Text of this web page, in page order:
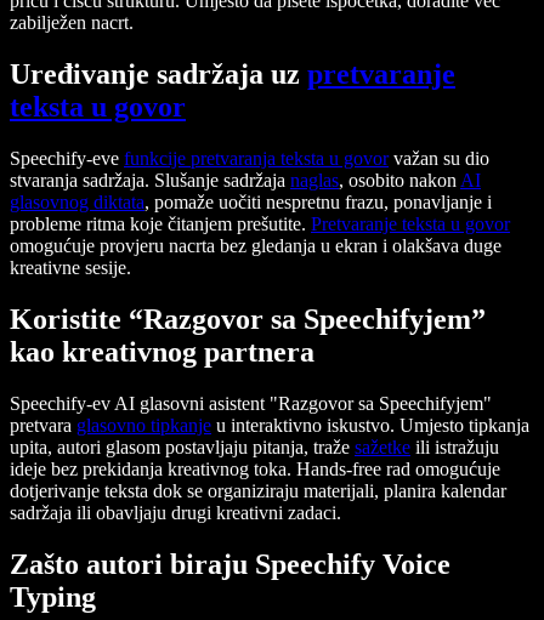
zabilježen nacrt.
Uređivanje sadržaja uz pretvaranje
teksta u govor
Speechify-eve funkcije pretvaranja teksta u govorvažan su dio
stvaranja sadržaja. Slušanje sadržaja naglas, osobito nakon AI
glasovnog diktata, pomaže uočiti nespretnu frazu, ponavljanje i
probleme ritma koje čitanjem prešutite. Pretvaranje teksta u govor
omogućuje provjeru nacrta bez gledanja u ekran i olakšava duge
kreativne sesije.
Koristite “Razgovor sa Speechifyjem”
kao kreativnog partnera
Speechify-ev AI glasovni asistent "Razgovor sa Speechifyjem"
pretvara glasovno tipkanje u interaktivno iskustvo. Umjesto tipkanja
upita, autori glasom postavljaju pitanja, traže sažetke ili istražuju
ideje bez prekidanja kreativnog toka. Hands-free rad omogućuje
dotjerivanje teksta dok se organiziraju materijali, planira kalendar
sadržaja ili obavljaju drugi kreativni zadaci.
Zašto autori biraju Speechify Voice
Typing